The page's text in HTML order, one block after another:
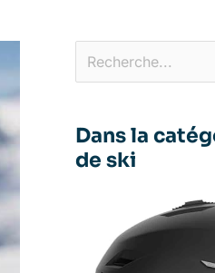
Dans la
de ski